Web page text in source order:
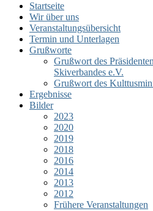
Startseite
Wir über uns
Veranstaltungsübersicht
Termin und Unterlagen
Grußworte
Grußwort des
Skiverbandes e.V.
Grußwort des
Ergebnisse
Bilder
2023
2020
2019
2018
2016
2014
2013
2012
Frühere Veranstaltungen